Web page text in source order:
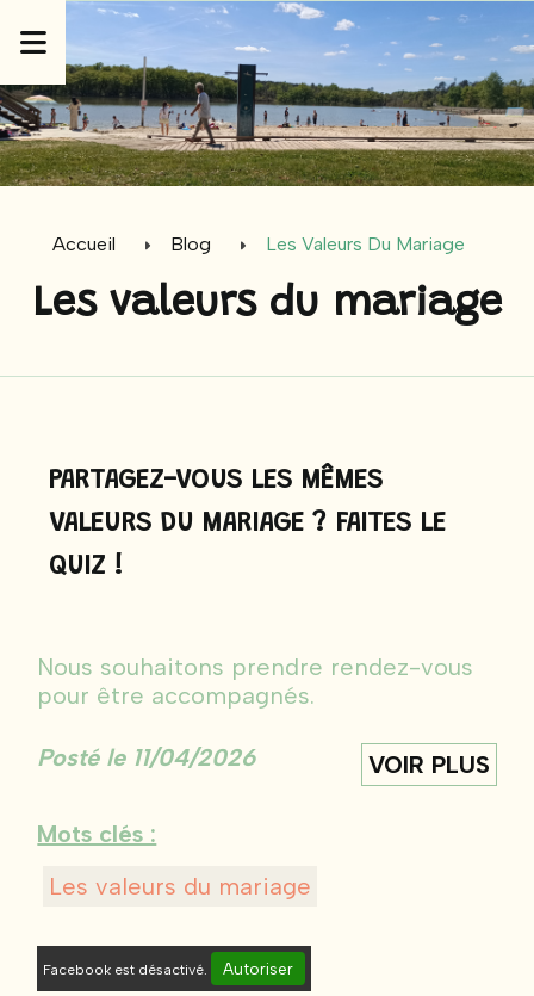
Accueil Blog Les Valeurs Du Mariage
Les valeurs du mariage
PARTAGEZ-VOUS LES MÊMES
VALEURS DU MARIAGE ? FAITES LE
QUIZ !
Nous souhaitons prendre rendez-vous
pour être accompagnés.
Posté le 11/04/2026 VOIR PLUS
Mots clés :
Les valeurs du mariage
Facebook est désactivé. Autoriser
Panneau de gestion des cookies